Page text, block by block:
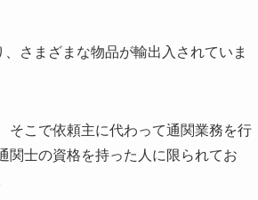
さまざまな物品が輸出入されていま
そこで依頼主に代わって通関業務を行
関士の資格を持った人に限られてお